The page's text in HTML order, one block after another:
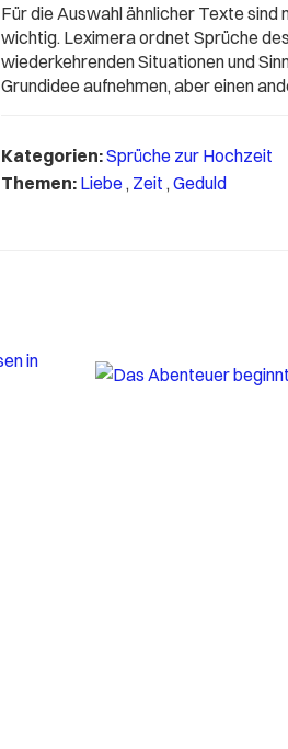
Für die Auswahl ähnlicher Texte
wichtig. Leximera ordnet Sprüche
wiederkehrenden Situationen und
Grundidee aufnehmen, aber einen
Kategorien:Sprüche zur Hochzeit
Themen: Liebe , Zeit , Geduld